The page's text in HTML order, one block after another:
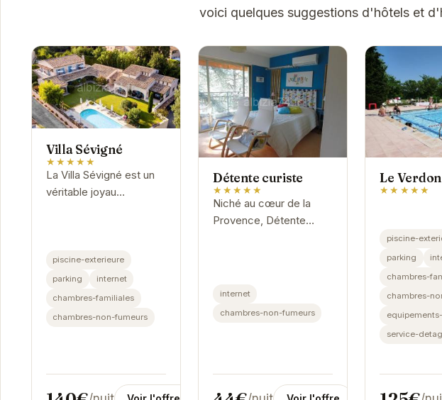
voici quelques suggestions d'hôtels et
Villa Sévigné
★★★★★
La Villa Sévigné est un
véritable joyau
Avec sa piscine
extérieure...
piscine-exterieure
parking
internet
chambres-familiales
chambres-non-fumeurs
Détente curiste
★★★★★
Niché au cœur de la
Provence, Détente
internet
chambres-non-fumeurs
Le Verdon
★★★★★
piscine-
parking
chambres-
chambres-
service-